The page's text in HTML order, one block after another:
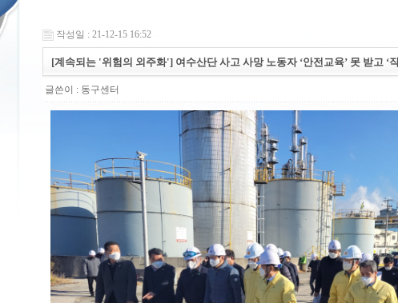
작성일 : 21-12-15 16:52
[계속되는 '위험의 외주화'] 여수산단 사고 사망 노동자 ‘안전교육’ 못 받고 ‘
글쓴이 : 동구센터